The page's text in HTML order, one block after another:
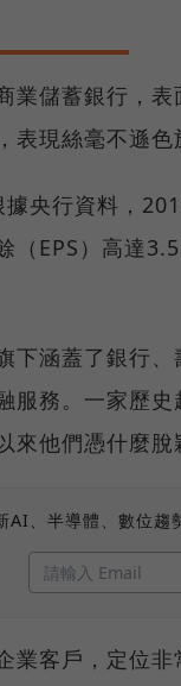
業儲蓄銀行，
表現絲毫不遜色
央行資料，
（EPS）高達
下涵蓋了銀行
服務。一家歷
來他們憑什麼脫
AI、半導體、數位趨
業客戶，定位